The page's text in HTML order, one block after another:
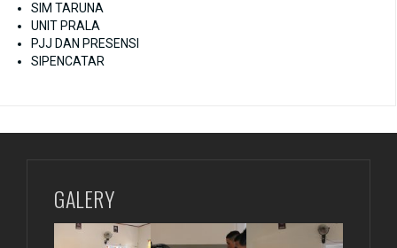
SIM TARUNA
UNIT PRALA
PJJ DAN PRESENSI
SIPENCATAR
GALERY